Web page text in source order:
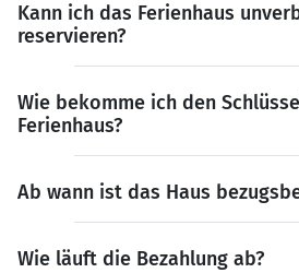
Kann ich das Ferienhaus
reservieren?
Wie bekomme ich den
Ferienhaus?
Ab wann ist das Haus
Wie läuft die Bezahlung ab?